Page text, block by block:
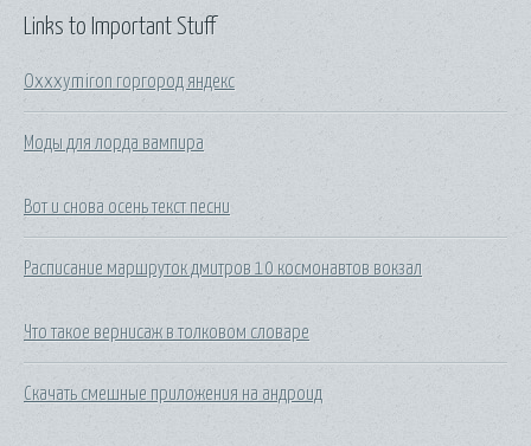
Links to Important Stuff
Oxxxymiron горгород яндекс
Моды для лорда вампира
Вот и снова осень текст песни
Расписание маршруток дмитров 10 космонавтов вокзал
Что такое вернисаж в толковом словаре
Скачать смешные приложения на андроид